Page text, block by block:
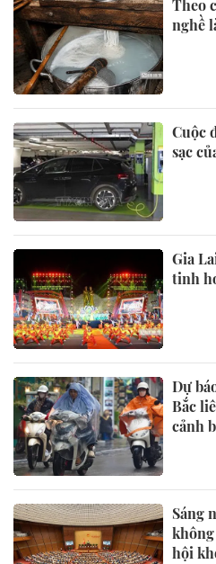
Theo
nghề
Cuộc
sạc
Gia
tinh
Dự
Bắc
cảnh
Sáng
hội